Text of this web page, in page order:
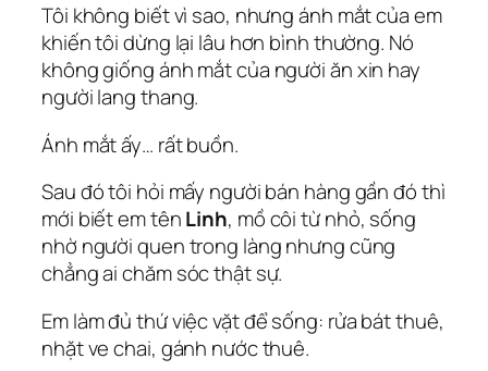
Tôi không biết vì sao, nhưng ánh mắt của em
khiến tôi dừng lại lâu hơn bình thường. Nó
không giống ánh mắt của người ăn xin hay
người lang thang.
Ánh mắt ấy… rất buồn.
Sau đó tôi hỏi mấy người bán hàng gần đó thì
mới biết em tênLinh, mồ côi từ nhỏ, sống
nhờ người quen trong làng nhưng cũng
chẳng ai chăm sóc thật sự.
Em làm đủ thứ việc vặt để sống: rửa bát thuê,
nhặt ve chai, gánh nước thuê.